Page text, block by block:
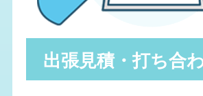
出張見積・打ち合